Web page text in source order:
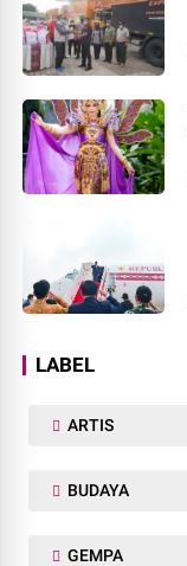
LABEL
ARTIS
BUDAYA
GEMPA